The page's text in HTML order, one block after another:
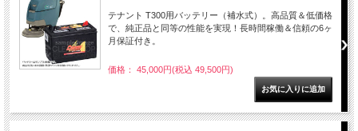
テナント T300用バッテリー（補水式）。高品質＆低価格
で、純正品と同等の性能を実現！長時間稼働＆信頼の6ヶ
月保証付き。
価格： 45,000円(税込 49,500円)